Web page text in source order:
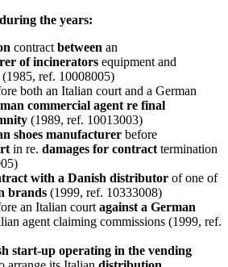
the years:
contract between an
of incinerators equipment and
(1985, ref. 10008005)
both an Italian court and a German
commercial agent re final
(1989, ref. 10013003)
shoes manufacturer before
in re. damages for contract termination
with a Danish distributor of one of
brands (1999, ref. 10333008)
an Italian court against a German
agent claiming commissions (1999, ref.
start-up operating in the vending